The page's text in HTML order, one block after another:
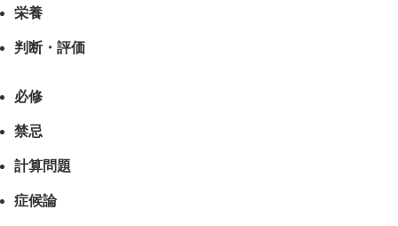
栄養
判断・評価
必修
禁忌
計算問題
症候論